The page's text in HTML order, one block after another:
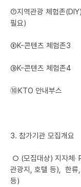
➆지역관광 체험존
필요)
➇K-콘텐츠 체험존3
➈K-콘텐츠 체험존4
➉KTO 안내부스
3. 참가기관 모집개요
○ (모집대상) 지자체‧
관광지, 호텔 등), 한류
등)